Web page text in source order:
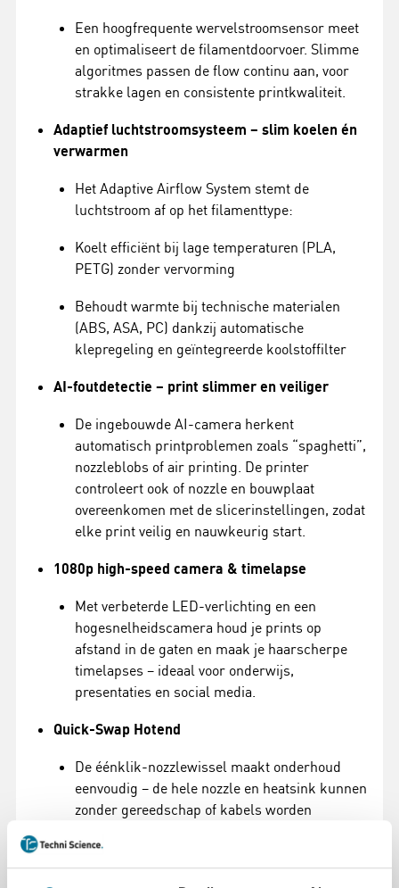
Een hoogfrequente wervelstroomsensor meet
en optimaliseert de filamentdoorvoer. Slimme
algoritmes passen de flow continu aan, voor
strakke lagen en consistente printkwaliteit.
Adaptief luchtstroom­systeem – slim koelen én
verwarmen
Het Adaptive Airflow System stemt de
luchtstroom af op het filamenttype:
Koelt efficiënt bij lage temperaturen (PLA,
PETG) zonder vervorming
Behoudt warmte bij technische materialen
(ABS, ASA, PC) dankzij automatische
klepregeling en geïntegreerde koolstoffilter
AI-foutdetectie – print slimmer en veiliger
De ingebouwde AI-camera herkent
automatisch printproblemen zoals “spaghetti”,
nozzleblobs of air printing. De printer
controleert ook of nozzle en bouwplaat
overeenkomen met de slicerinstellingen, zodat
elke print veilig en nauwkeurig start.
1080p high-speed camera & timelapse
Met verbeterde LED-verlichting en een
hogesnelheidscamera houd je prints op
afstand in de gaten en maak je haarscherpe
timelapses – ideaal voor onderwijs,
presentaties en social media.
Quick-Swap Hotend
De éénklik-nozzlewissel maakt onderhoud
eenvoudig – de hele nozzle en heatsink kunnen
zonder gereedschap of kabels worden
AMS 2 Pro – geavanceerde multi-color module